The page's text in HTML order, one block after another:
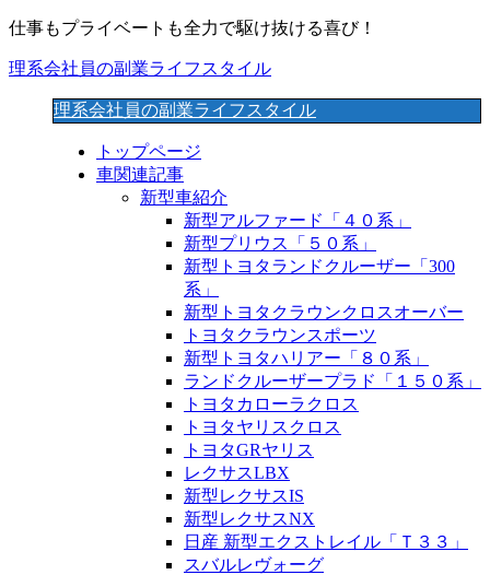
仕事もプライベートも全力で駆け抜ける喜び！
理系会社員の副業ライフスタイル
理系会社員の副業ライフスタイル
トップページ
車関連記事
新型車紹介
新型アルファード「４０系」
新型プリウス「５０系」
新型トヨタランドクルーザー「300
系」
新型トヨタクラウンクロスオーバー
トヨタクラウンスポーツ
新型トヨタハリアー「８０系」
ランドクルーザープラド「１５０系」
トヨタカローラクロス
トヨタヤリスクロス
トヨタGRヤリス
レクサスLBX
新型レクサスIS
新型レクサスNX
日産 新型エクストレイル「Ｔ３３」
スバルレヴォーグ